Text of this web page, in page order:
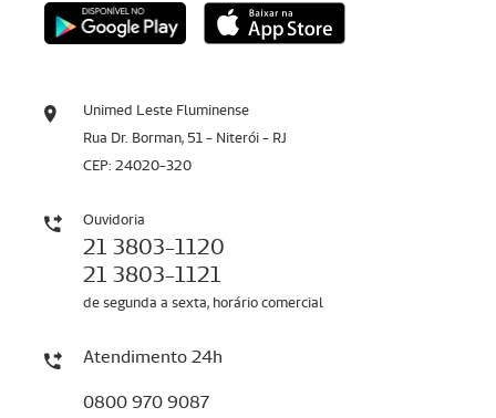
Unimed Leste Fluminense
Rua Dr. Borman, 51 - Niterói - RJ
CEP: 24020-320
Ouvidoria
21 3803-1120
21 3803-1121
de segunda a sexta, horário comercial
Atendimento 24h
0800 970 9087